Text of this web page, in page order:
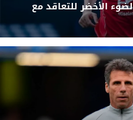
الأخضر للتعاقد مع